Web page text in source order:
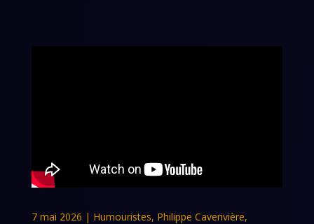
7 mai 2026 | Humouristes, Philippe Caverivière,